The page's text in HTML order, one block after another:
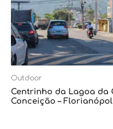
Outdoor
Centrinho da Lagoa da
Conceição –